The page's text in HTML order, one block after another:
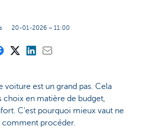
20-01-2026 – 11:00
voiture est un grand pas. Cela
choix en matière de budget,
C'est pourquoi mieux vaut ne
comment procéder.